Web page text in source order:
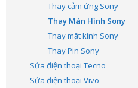
Thay cảm ứng Sony
Thay Màn Hình Sony
Thay mặt kính Sony
Thay Pin Sony
Sửa điện thoại Tecno
Sửa điện thoại Vivo